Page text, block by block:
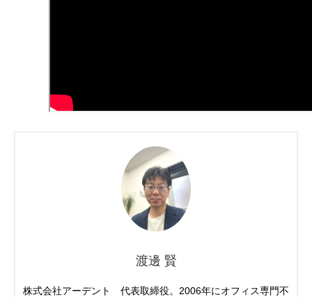
渡邊 賢
株式会社アーデント 代表取締役。2006年にオフィス専門不